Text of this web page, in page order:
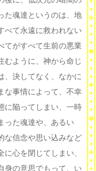
た魂達というのは、地
べて永遠に救われない
てがすべて生前の悪業
むように、神から命じ
、決してなく、なかに
な事情によって、不幸
に陥ってしまい、一時
った魂達や、あるい
な信念や思い込みなど
心を閉じてしまい、
身の意思でもって、い